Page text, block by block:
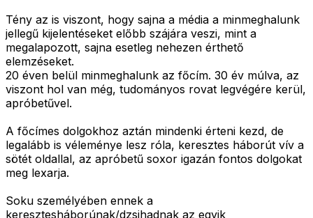
Tény az is viszont, hogy sajna a média a minmeghalunk
jellegű kijelentéseket előbb szájára veszi, mint a
megalapozott, sajna esetleg nehezen érthető
elemzéseket.
20 éven belül minmeghalunk az főcím. 30 év múlva, az
viszont hol van még, tudományos rovat legvégére kerül,
apróbetűvel.
A főcímes dolgokhoz aztán mindenki érteni kezd, de
legalább is véleménye lesz róla, keresztes háborút vív a
sötét oldallal, az apróbetű soxor igazán fontos dolgokat
meg lexarja.
Soku személyében ennek a
keresztesháborúnak/dzsihadnak az egyik